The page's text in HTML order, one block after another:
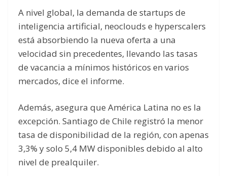
A nivel global, la demanda de startups de
inteligencia artificial, neoclouds e hyperscalers
está absorbiendo la nueva oferta a una
velocidad sin precedentes, llevando las tasas
de vacancia a mínimos históricos en varios
mercados, dice el informe.
Además, asegura que América Latina no es la
excepción. Santiago de Chile registró la menor
tasa de disponibilidad de la región, con apenas
3,3% y solo 5,4 MW disponibles debido al alto
nivel de prealquiler.